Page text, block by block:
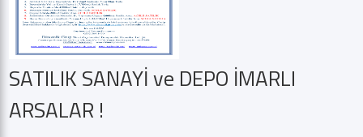
SATILIK SANAYİ ve DEPO İMARLI
ARSALAR !